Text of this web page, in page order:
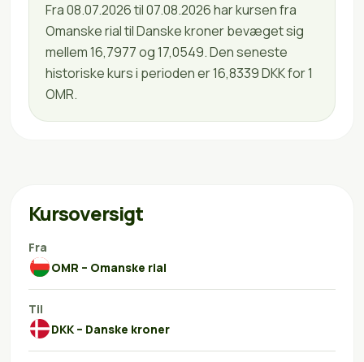
Fra 08.07.2026 til 07.08.2026 har kursen fra
Omanske rial til Danske kroner bevæget sig
mellem 16,7977 og 17,0549. Den seneste
historiske kurs i perioden er 16,8339 DKK for 1
OMR.
Kursoversigt
Fra
OMR – Omanske rial
Til
DKK – Danske kroner